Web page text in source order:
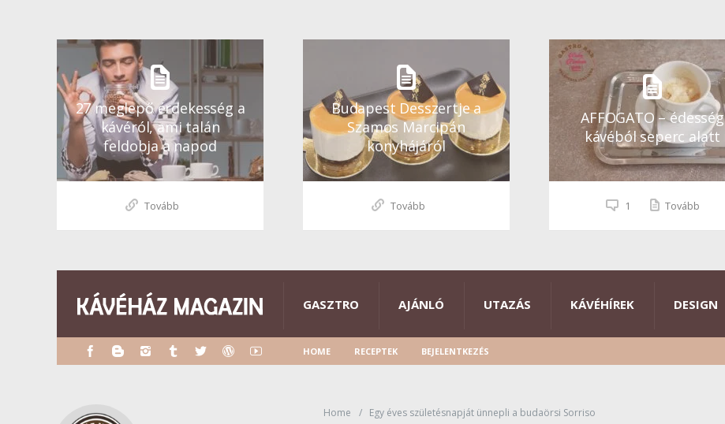
27 meglepő érdekesség a
kávéról, ami talán
feldobja a napod
Tovább
Budapest Desszertje a
Szamos Marcipán
konyhájáról
Tovább
AFFOGATO – édesség
kávéból seperc alatt
1 Tovább
GASZTRO AJÁNLÓ UTAZÁS KÁVÉHÍREK DESIGN
HOME RECEPTEK BEJELENTKEZÉS
Home Egy éves születésnapját ünnepli a budaörsi Sorriso